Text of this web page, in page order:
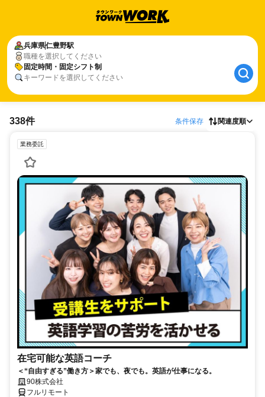
兵庫県仁豊野駅
職種を選択してください
固定時間・固定シフト制
キーワードを選択してください
338件 条件保存 関連度順
業務委託
在宅可能な英語コーチ
＜“自由すぎる”働き方＞家でも、夜でも。英語が仕事になる。
90株式会社
フルリモート